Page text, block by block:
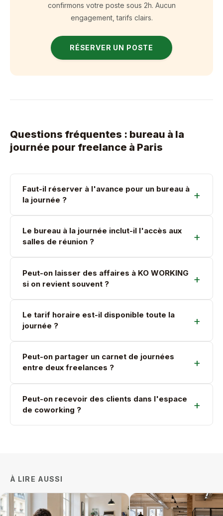
confirmons votre poste sous 2h. Aucun
engagement, tarifs clairs.
RÉSERVER UN POSTE
Questions fréquentes : bureau à la
journée pour freelance à Paris
Faut-il réserver à l'avance pour un bureau à
la journée ?
Le bureau à la journée inclut-il l'accès aux
salles de réunion ?
Peut-on laisser des affaires à KO WORKING
si on revient souvent ?
Le tarif horaire est-il disponible toute la
journée ?
Peut-on partager un carnet de journées
entre deux freelances ?
Peut-on recevoir des clients dans l'espace
de coworking ?
À LIRE AUSSI